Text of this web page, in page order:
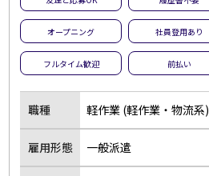
オープニング 社員登用あり
フルタイム歓迎 前払い
職種 軽作業 (軽作業・物流系)
雇用形態 一般派遣